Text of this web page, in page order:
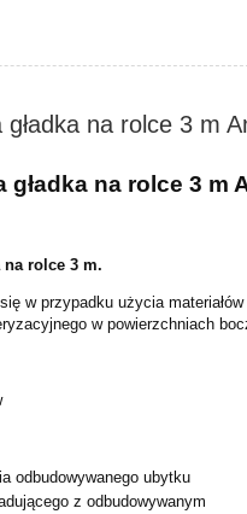
na rolce 3 m
gładka na rolce 3 m
na rolce 3 m.
w przypadku użycia
w powierzchniach
odbudowywanego ubytku
z odbudowywanym